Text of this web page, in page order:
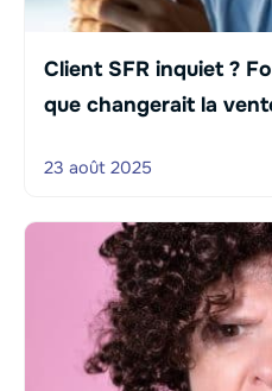
Client SFR inquiet ?
que changerait la
23 août 2025